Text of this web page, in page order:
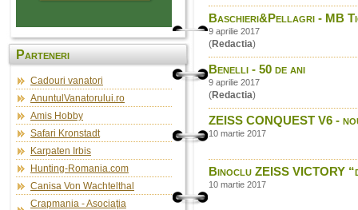
Parteneri
Cadouri vanatori
AnuntulVanatorului.ro
Amis Hobby
Safari Kronstadt
Karpaten Irbis
Hunting-Romania.com
Canisa Von Wachtelthal
Crapmania - Asociaţia
Baschieri&Pellagri - MB
9 aprilie 2017
(Redactia)
Benelli - 50 de ani
9 aprilie 2017
(Redactia)
ZEISS CONQUEST V6 -
10 martie 2017
Binoclu ZEISS VICTORY
10 martie 2017